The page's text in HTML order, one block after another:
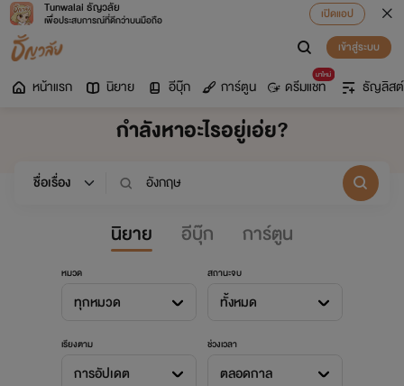
Tunwalai ธัญวลัย
เพื่อประสบการณ์ที่ดีกว่าบนมือถือ
เปิดแอป
เข้าสู่ระบบ
หน้าแรก นิยาย อีบุ๊ก การ์ตูน
มาใหม่
ดรีมแชท ธัญลิสต์
กำลังหาอะไรอยู่เอ่ย?
นิยาย อีบุ๊ก การ์ตูน
หมวด
ทุกหมวด
สถานะจบ
ทั้งหมด
เรียงตาม
การอัปเดต
ช่วงเวลา
ตลอดกาล